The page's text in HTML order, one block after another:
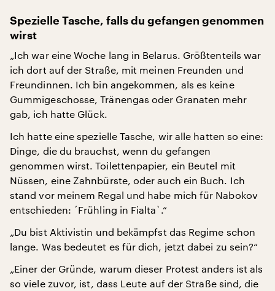
Spezielle Tasche, falls du gefangen genommen
wirst
„Ich war eine Woche lang in Belarus. Größtenteils war
ich dort auf der Straße, mit meinen Freunden und
Freundinnen. Ich bin angekommen, als es keine
Gummigeschosse, Tränengas oder Granaten mehr
gab, ich hatte Glück.
Ich hatte eine spezielle Tasche, wir alle hatten so eine:
Dinge, die du brauchst, wenn du gefangen
genommen wirst. Toilettenpapier, ein Beutel mit
Nüssen, eine Zahnbürste, oder auch ein Buch. Ich
stand vor meinem Regal und habe mich für Nabokov
entschieden: ´Frühling in Fialta`.“
„Du bist Aktivistin und bekämpfst das Regime schon
lange. Was bedeutet es für dich, jetzt dabei zu sein?“
„Einer der Gründe, warum dieser Protest anders ist als
so viele zuvor, ist, dass Leute auf der Straße sind, die